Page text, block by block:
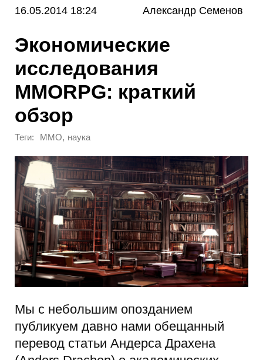
16.05.2014 18:24 Александр Семенов
Экономические
исследования
MMORPG: краткий
обзор
Теги: MMO, наука
Мы с небольшим опозданием
публикуем давно нами обещанный
перевод статьи Андерса Драхена